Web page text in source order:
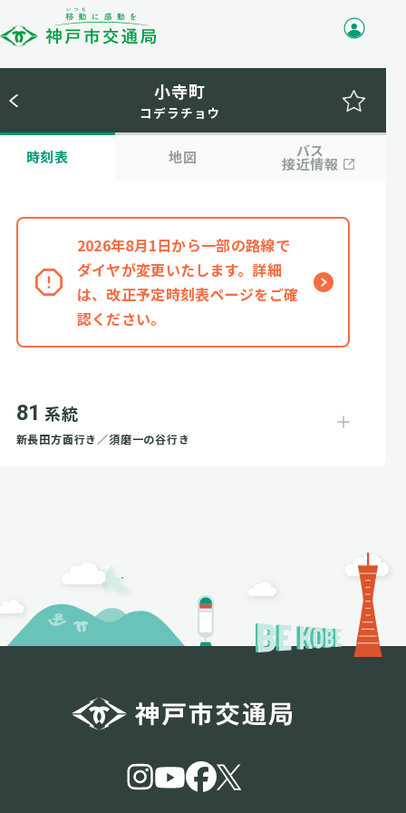
小寺町
コデラチョウ
時刻表 地図 バス
接近情報
2026年8月1日から一部の路線で
ダイヤが変更いたします。詳細
は、改正予定時刻表ページをご確
認ください。
81 系統
新長田方面行き／須磨一の谷行き